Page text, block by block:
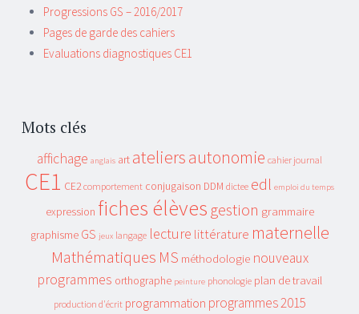
Progressions GS – 2016/2017
Pages de garde des cahiers
Evaluations diagnostiques CE1
Mots clés
affichage anglais art ateliersautonomie cahier journal
CE1 CE2 comportement conjugaison DDM dictee edl emploi du temps
expression fiches élèvesgestion grammaire
graphisme GS jeux langage lecture littérature maternelle
Mathématiques MS méthodologie nouveaux
programmes orthographe peinture phonologie plan de travail
production d'écrit programmation programmes 2015